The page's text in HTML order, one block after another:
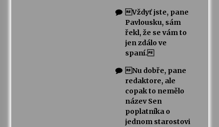
Vždyť jste, pane
Pavlousku, sám
řekl, že se vám to
jen zdálo ve
spaní.
Nu dobře, pane
redaktore, ale
copak to nemělo
název Sen
poplatníka o
jednom starostovi